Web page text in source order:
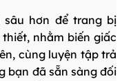
sâu hơn để trang bị
nhằm biến giấc
cùng luyện tập trả
bạn đã sẵn sàng đối